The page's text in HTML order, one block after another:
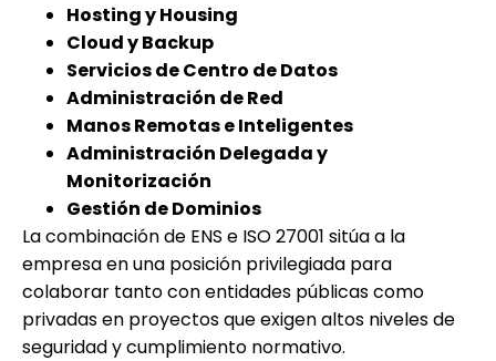
Hosting y Housing
Cloud y Backup
Servicios de Centro de Datos
Administración de Red
Manos Remotas e Inteligentes
Administración Delegada y
Monitorización
Gestión de Dominios
La combinación de ENS e ISO 27001 sitúa a la
empresa en una posición privilegiada para
colaborar tanto con entidades públicas como
privadas en proyectos que exigen altos niveles de
seguridad y cumplimiento normativo.